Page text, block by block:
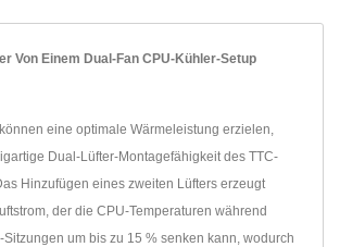
Von Einem Dual-Fan CPU-Kühler-Setup
eine optimale Wärmeleistung erzielen,
Dual-Lüfter-Montagefähigkeit des TTC-
Hinzufügen eines zweiten Lüfters erzeugt
der die CPU-Temperaturen während
um bis zu 15 % senken kann, wodurch